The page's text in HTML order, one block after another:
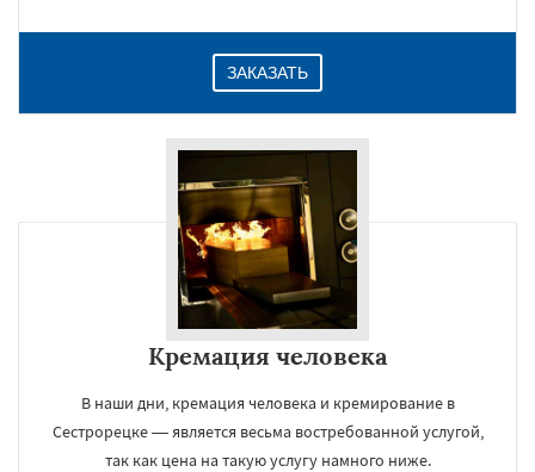
ЗАКАЗАТЬ
Кремация человека
В наши дни, кремация человека и кремирование в
Сестрорецке — является весьма востребованной услугой,
так как цена на такую услугу намного ниже.